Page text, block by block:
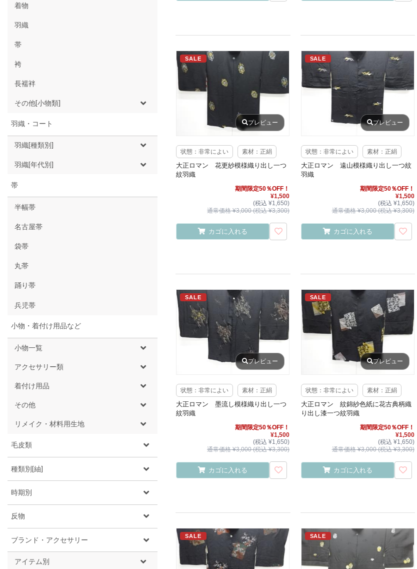
着物
羽織
帯
袴
長襦袢
その他[小物類]
羽織・コート
羽織[種類別]
羽織[年代別]
帯
半幅帯
名古屋帯
袋帯
丸帯
踊り帯
兵児帯
小物・着付け用品など
小物一覧
アクセサリー類
着付け用品
その他
リメイク・材料用生地
毛皮類
種類別[紬]
時期別
反物
ブランド・アクセサリー
アイテム別
SALE
プレビュー
状態：非常によい 素材：正絹
大正ロマン 花更紗模様織り出し一つ
紋羽織
期間限定50％OFF！
¥1,500
(税込 ¥1,650)
通常価格 ¥3,000 (税込 ¥3,300)
カゴに入れる
SALE
プレビュー
状態：非常によい 素材：正絹
大正ロマン 遠山模様織り出し一つ紋
羽織
期間限定50％OFF！
¥1,500
(税込 ¥1,650)
通常価格 ¥3,000 (税込 ¥3,300)
カゴに入れる
SALE
プレビュー
状態：非常によい 素材：正絹
大正ロマン 墨流し模様織り出し一つ
紋羽織
期間限定50％OFF！
¥1,500
(税込 ¥1,650)
通常価格 ¥3,000 (税込 ¥3,300)
カゴに入れる
SALE
プレビュー
状態：非常によい 素材：正絹
大正ロマン 紋錦紗色紙に花古典柄織
り出し漆一つ紋羽織
期間限定50％OFF！
¥1,500
(税込 ¥1,650)
通常価格 ¥3,000 (税込 ¥3,300)
カゴに入れる
SALE SALE